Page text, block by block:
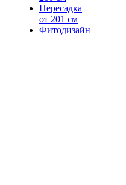
Пересадка
от 201 см
Фитодизайн